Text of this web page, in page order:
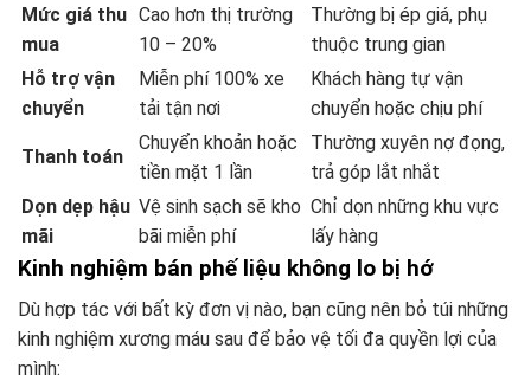
Mức giá thu
mua
Cao hơn thị trường
10 – 20%
Thường bị ép giá, phụ
thuộc trung gian
Hỗ trợ vận
chuyển
Miễn phí 100% xe
tải tận nơi
Khách hàng tự vận
chuyển hoặc chịu phí
Thanh toán
Chuyển khoản hoặc
tiền mặt 1 lần
Thường xuyên nợ đọng,
trả góp lắt nhắt
Dọn dẹp hậu
mãi
Vệ sinh sạch sẽ kho
bãi miễn phí
Chỉ dọn những khu vực
lấy hàng
Kinh nghiệm bán phế liệu không lo bị hớ
Dù hợp tác với bất kỳ đơn vị nào, bạn cũng nên bỏ túi những
kinh nghiệm xương máu sau để bảo vệ tối đa quyền lợi của
mình: